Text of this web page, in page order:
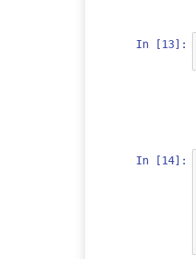
In [13]:
In [14]: